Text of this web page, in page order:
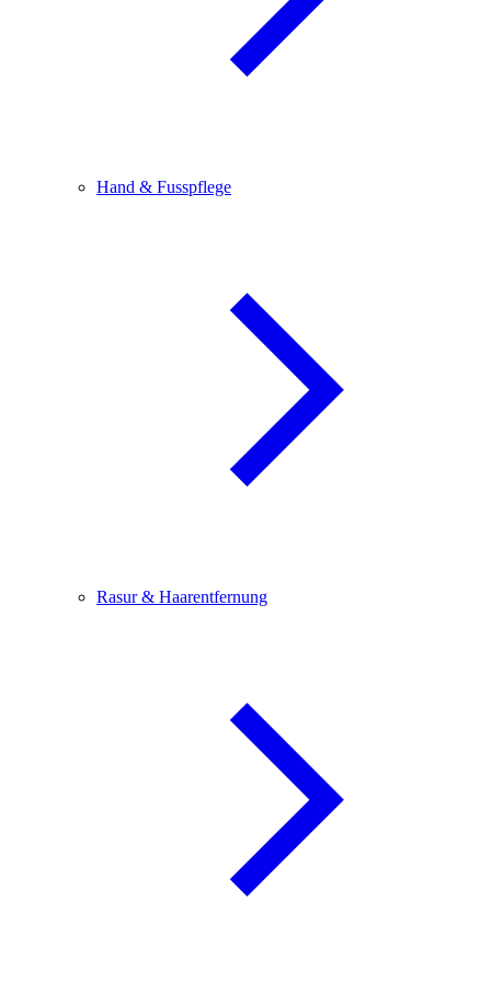
Hand & Fusspflege
Rasur & Haarentfernung